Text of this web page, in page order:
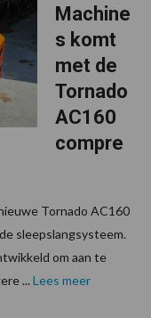
Machine
s komt
met de
Tornado
AC160
compre
Tornado AC160
sleepslangsysteem.
om aan te
... Lees meer